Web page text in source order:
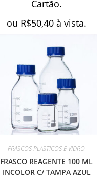
Cartão.
ou R$50,40 à vista.
FRASCOS PLASTICOS E VIDRO
FRASCO REAGENTE 100 ML
INCOLOR C/ TAMPA AZUL